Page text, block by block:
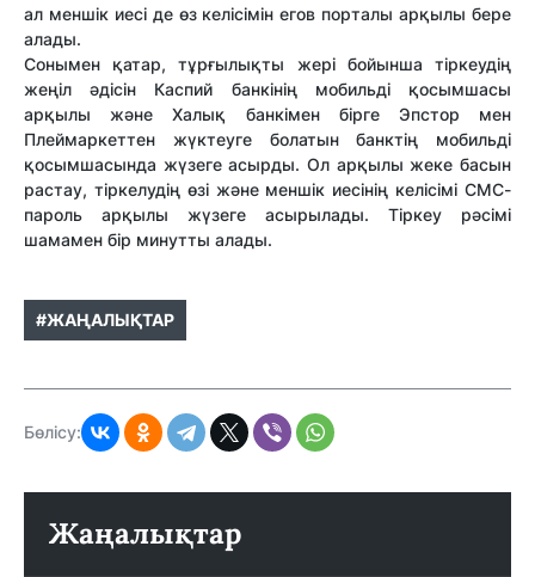
ал меншік иесі де өз келісімін егов порталы арқылы бере
алады.
Сонымен қатар, тұрғылықты жері бойынша тіркеудің
жеңіл әдісін Каспий банкінің мобильді қосымшасы
арқылы және Халық банкімен бірге Эпстор мен
Плеймаркеттен жүктеуге болатын банктің мобильді
қосымшасында жүзеге асырды. Ол арқылы жеке басын
растау, тіркелудің өзі және меншік иесінің келісімі СМС-
пароль арқылы жүзеге асырылады. Тіркеу рәсімі
шамамен бір минутты алады.
#ЖАҢАЛЫҚТАР
Бөлісу:
Жаңалықтар